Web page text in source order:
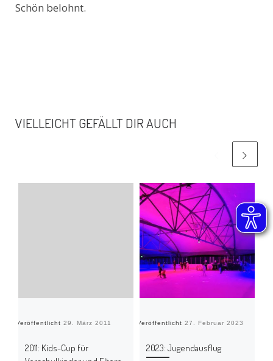
Schön belohnt.
VIELLEICHT GEFÄLLT DIR AUCH
Veröffentlicht 29. März 2011
2011: Kids-Cup für
Veröffentlicht 27. Februar 2023
2023: Jugendausflug